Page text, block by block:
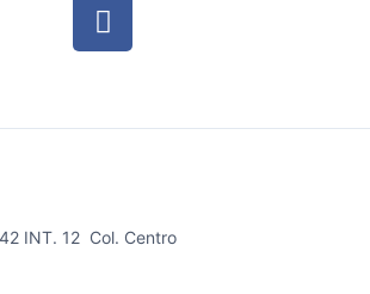
INT. 12 Col. Centro